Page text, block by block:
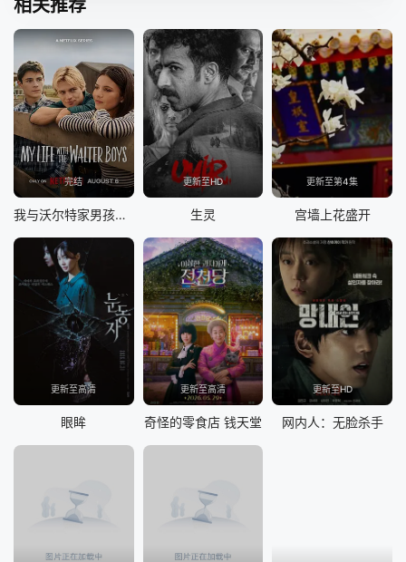
相关推荐
完结
我与沃尔特家男孩的生活 第三季
更新至HD
生灵
更新至第4集
宫墙上花盛开
更新至高清
眼眸
更新至高清
奇怪的零食店 钱天堂
更新至HD
网内人：无脸杀手